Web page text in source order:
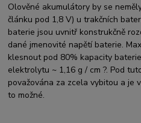
Olověné akumulátory by se
článku pod 1,8 V) u trakčních
baterie jsou uvnitř konstrukčně
dané jmenovité napětí baterie.
klesnout pod 80% kapacity
elektrolytu ~ 1,16 g / cm ?. Pod
považována za zcela vybitou a je
to možné.